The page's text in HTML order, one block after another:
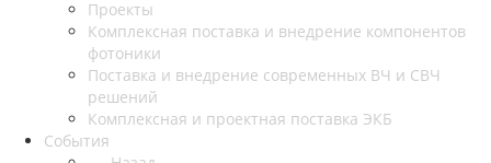
Проекты
Комплексная поставка и внедрение компонентов
фотоники
Поставка и внедрение современных ВЧ и СВЧ
решений
Комплексная и проектная поставка ЭКБ
События